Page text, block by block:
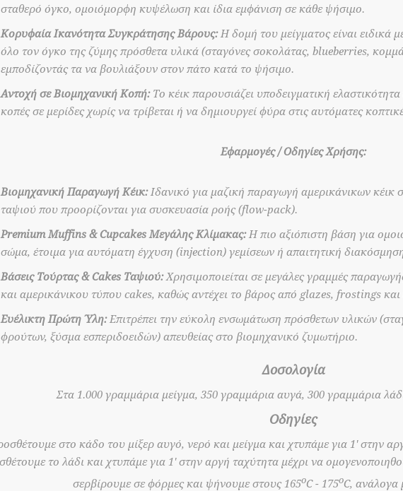
σταθερό όγκο, ομοιόμορφη κυψέλωση και ίδια εμφάνιση σε κάθε ψήσιμο.
Κορυφαία Ικανότητα Συγκράτησης Βάρους:Η δομή του μείγματος είναι ειδικά
όλο τον όγκο της ζύμης πρόσθετα υλικά (σταγόνες σοκολάτας, blueberries,
εμποδίζοντάς τα να βουλιάξουν στον πάτο κατά το ψήσιμο.
Αντοχή σε Βιομηχανική Κοπή:Το κέικ παρουσιάζει υποδειγματική
κοπές σε μερίδες χωρίς να τρίβεται ή να δημιουργεί φύρα στις αυτόματες
Εφαρμογές / Οδηγίες Χρήσης:
Βιομηχανική Παραγωγή Κέικ:Ιδανικό για μαζική παραγωγή αμερικάνικων κέικ
ταψιού που προορίζονται για συσκευασία ροής (flow-pack).
Premium Muffins & Cupcakes Μεγάλης Κλίμακας:Η πιο αξιόπιστη βάση για
σώμα, έτοιμα για αυτόματη έγχυση (injection) γεμίσεων ή απαιτητική
Βάσεις Τούρτας & Cakes Ταψιού:Χρησιμοποιείται σε μεγάλες γραμμές
και αμερικάνικου τύπου cakes, καθώς αντέχει το βάρος από glazes, frostings
Ευέλικτη Πρώτη Ύλη:Επιτρέπει την εύκολη ενσωμάτωση πρόσθετων υλικών
φρούτων, ξύσμα εσπεριδοειδών) απευθείας στο βιομηχανικό ζυμωτήριο.
Δοσολογία
Στα 1.000 γραμμάρια μείγμα, 350 γραμμάρια αυγά, 300 γραμμάρια
Οδηγίες
στο κάδο του μίξερ αυγό, νερό και μείγμα και χτυπάμε για 1' στην
το λάδι και χτυπάμε για 1' στην αργή ταχύτητα μέχρι να
σερβίρουμε σε φόρμες και ψήνουμε στους 165oC - 175oC, ανάλογα